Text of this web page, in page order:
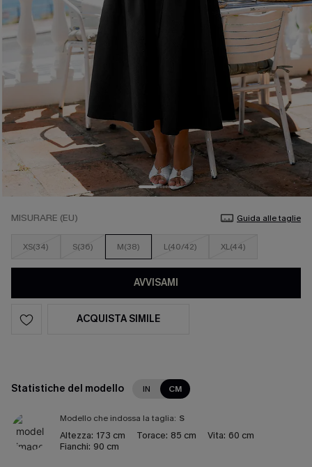
MISURARE (EU) Guida alle taglie
XS(34) S(36) M(38) L(40/42) XL(44)
AVVISAMI
ACQUISTA SIMILE
Statistiche del modello IN CM
Modello che indossa la taglia: S
Altezza: 173 cm Torace: 85 cm Vita: 60 cm
Fianchi: 90 cm